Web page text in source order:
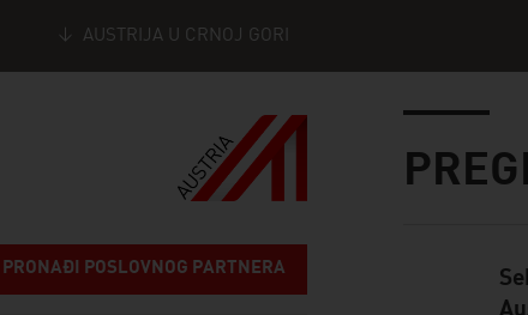
AUSTRIJA U CRNOJ GORI
PRONAĐI POSLOVNOG PARTNERA Standard